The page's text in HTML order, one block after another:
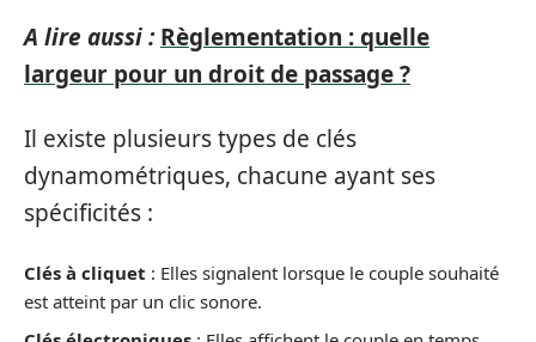
A lire aussi : Règlementation : quelle
largeur pour un droit de passage ?
Il existe plusieurs types de clés
dynamométriques, chacune ayant ses
spécificités :
Clés à cliquet : Elles signalent lorsque le couple souhaité
est atteint par un clic sonore.